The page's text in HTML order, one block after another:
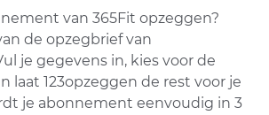
van 365Fit opzeggen?
de opzegbrief van
je gegevens in, kies voor de
laat 123opzeggen de rest voor je
je abonnement eenvoudig in 3